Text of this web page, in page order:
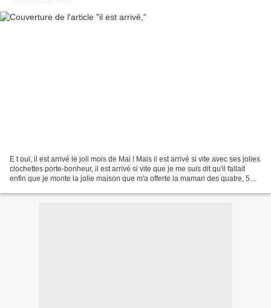
E t oui, il est arrivé le joli mois de Mai ! Mais il est arrivé si vite avec ses jolies
clochettes porte-bonheur, il est arrivé si vite que je me suis dit qu'il fallait
enfin que je monte la jolie maison que m'a offerte la maman des quatre, 5